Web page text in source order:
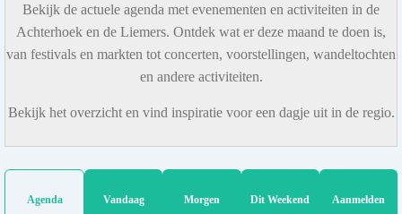
Bekijk de actuele agenda met evenementen en activiteiten in de
Achterhoek en de Liemers. Ontdek wat er deze maand te doen is,
van festivals en markten tot concerten, voorstellingen, wandeltochten
en andere activiteiten.
Bekijk het overzicht en vind inspiratie voor een dagje uit in de regio.
Agenda Vandaag Morgen Dit Weekend Aanmelden